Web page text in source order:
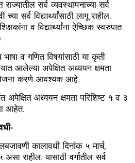
सर्व व्यवस्थापनाच्या सर्व
सर्व विद्यार्थ्यांसाठी लागू राहील.
व विद्यार्थ्यांना ऐच्छिक स्वरुपात
भाषा व गणित विषयांसाठी या कृती
आलेल्या अपेक्षित अध्ययन क्षमता
करणे आवश्यक आहे.
अपेक्षित अध्ययन क्षमता परिशिष्ट १ व ३
आहेत.
कालावधी दिनांक ५ मार्च,
राहील. यासाठी वर्गातील सर्व